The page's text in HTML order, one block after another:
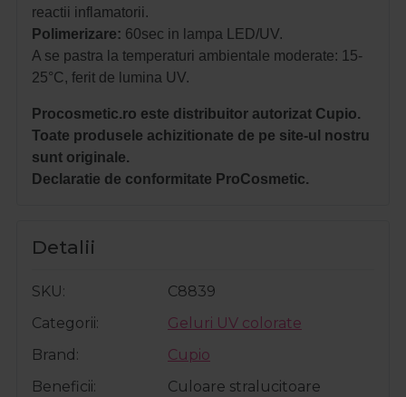
reactii inflamatorii.
Polimerizare: 60sec in lampa LED/UV.
A se pastra la temperaturi ambientale moderate: 15-
25°C, ferit de lumina UV.
Procosmetic.ro este distribuitor autorizat Cupio.
Toate produsele achizitionate de pe site-ul nostru
sunt originale.
Declaratie de conformitate ProCosmetic.
Detalii
SKU
C8839
Categorii
Geluri UV colorate
Brand
Cupio
Beneficii
Culoare stralucitoare